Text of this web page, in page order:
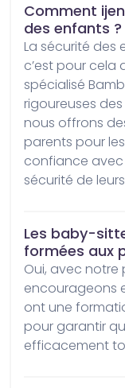
Comment
des enfants ?
La sécurité des enfants est notre priorité absolue.
c’est pour cela
spécialisé
rigoureuses
nous offrons
parents pour
confiance
sécurité de
Les baby-
formées aux
Oui, avec notre partenaire Bambinosit nous
encourageons
ont une
pour garantir
efficacement